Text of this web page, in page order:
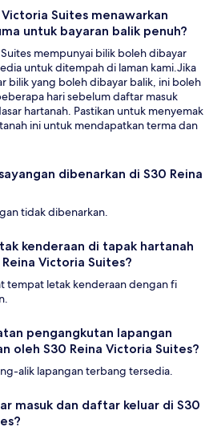
Suites menawarkan
untuk bayaran balik penuh?
mempunyai bilik boleh dibayar
untuk ditempah di laman kami.Jika
bilik yang boleh dibayar balik, ini boleh
hari sebelum daftar masuk
hartanah. Pastikan untuk menyemak
ini untuk mendapatkan terma dan
dibenarkan di S30 Reina
tidak dibenarkan.
kenderaan di tapak hartanah
Victoria Suites?
tempat letak kenderaan dengan fi
pengangkutan lapangan
oleh S30 Reina Victoria Suites?
alik lapangan terbang tersedia.
masuk dan daftar keluar di S30